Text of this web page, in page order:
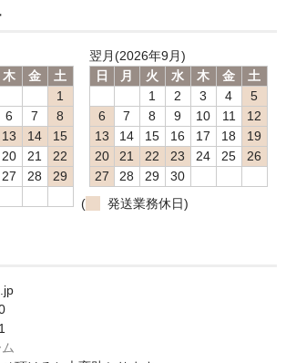
木 金
土
1
6 7
8
13 14
15
20 21
22
27 28
29
翌月(2026年9月)
日
月 火 水 木 金
土
1
2 3 4
5
6
7 8 9 10 11
12
13
14 15 16 17 18
19
20
21 22 23 24 25
26
27
28 29
30
(
発送業務休日)